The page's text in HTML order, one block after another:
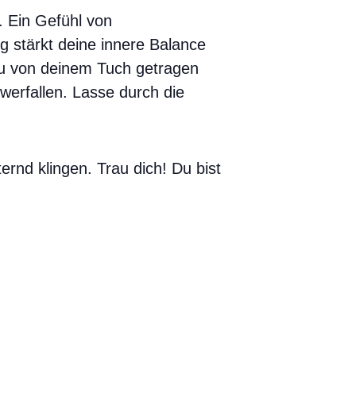
Ein Gefühl von
stärkt deine innere Balance
von deinem Tuch getragen
Lasse durch die
klingen. Trau dich! Du bist